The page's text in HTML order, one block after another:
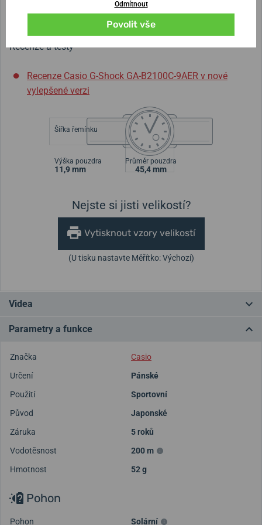
. Prokazují navíc také
odolnost vůči magnetickému poli.
Recenze a testy
Recenze Casio G-Shock GA-B2100C-9AER v nové
vylepšené verzi
Šířka řemínku
Výška pouzdra
11,9 mm
Průměr pouzdra
45,4 mm
Nejste si jisti velikostí?
Vytisknout vzory velikostí
(U tisku nastavte Měřítko: Výchozí)
Videa
Parametry a funkce
Značka
Casio
Určení
Pánské
Použití
Sportovní
Původ
Japonské
Záruka
5 roků
Vodotěsnost
200 m
Hmotnost
52 g
Pohon
Pohon Solární
Odmítnout
Povolit vše